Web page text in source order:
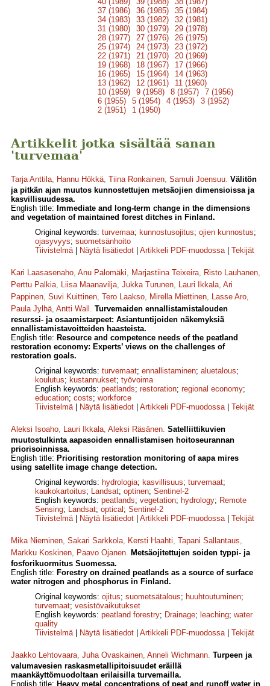
37 (1986)
36 (1985)
35 (1984)
34 (1983)
33 (1982)
32 (1981)
31 (1980)
30 (1979)
29 (1978)
28 (1977)
27 (1976)
26 (1975)
25 (1974)
24 (1973)
23 (1972)
22 (1971)
21 (1970)
20 (1969)
19 (1968)
18 (1967)
17 (1966)
16 (1965)
15 (1964)
14 (1963)
13 (1962)
12 (1961)
11 (1960)
10 (1959)
9 (1958) 8 (1957)
7 (1956)
6 (1955)
5 (1954) 4 (1953)
3 (1952)
2 (1951)
1 (1950)
Artikkelit jotka sisältää sanan
'turvemaa'
Tarja Anttila, Hannu Hökkä, Tiina Ronkainen, Samuli Joensuu. Välitön
ja pitkän ajan muutos kunnostettujen metsäojien dimensioissa ja
kasvillisuudessa.
English title: Immediate and long-term change in the dimensions
and vegetation of maintained forest ditches in Finland.
Original keywords: turvemaa; kunnostusojitus; ojien kunnostus;
ojasyvyys; suometsänhoito
Tiivistelmä| Näytä lisätiedot Artikkeli PDF-muodossa| Tekijät
Kari Laasasenaho, Anu Palomäki, Marjastiina Teixeira, Risto Lauhanen,
Perttu Palkia, Liisa Maanavilja, Jukka Turunen, Lauri Ikkala, Ari
Pappinen, Suvi Kuittinen, Tero Laakso, Mirella Miettinen, Lasse Aro,
Paula Jylhä, Antti Wall . Turvemaiden ennallistamistalouden
resurssi- ja osaamistarpeet: Asiantuntijoiden näkemyksiä
ennallistamistavoitteiden haasteista.
English title: Resource and competence needs of the peatland
restoration economy: Experts’ views on the challenges of
restoration goals.
Original keywords: turvemaat; ennallistaminen; aluetalous;
koulutus; kustannukset; työvoima
English keywords: peatlands; restoration; regional economy;
education; costs; workforce
Tiivistelmä| Näytä lisätiedot Artikkeli PDF-muodossa| Tekijät
Aleksi Isoaho, Lauri Ikkala, Aleksi Räsänen. Satelliittikuvien
muutostulkinta aapasoiden ennallistamisen hoitoseurannan
priorisoinnissa.
English title: Prioritising restoration monitoring of aapa mires
using satellite image change detection.
Original keywords: hydrologia; kasvillisuus; turvemaat;
kaukokartoitus; Landsat; optinen; Sentinel-2
English keywords: peatlands; vegetation; hydrology; Remote
Sensing; Landsat; optical ; Sentinel-2
Tiivistelmä| Näytä lisätiedot Artikkeli PDF-muodossa| Tekijät
Mika Nieminen, Sakari Sarkkola, Kersti Haahti, Tapani Sallantaus,
Markku Koskinen, Paavo Ojanen. Metsäojitettujen soiden typpi- ja
fosforikuormitus Suomessa.
English title: Forestry on drained peatlands as a source of surface
water nitrogen and phosphorus in Finland.
Original keywords: ojitus; suometsätalous; huuhtoutuminen;
turvemaat; vesistövaikutukset
English keywords: peatland forestry; Drainage; leaching; water
quality
Tiivistelmä| Näytä lisätiedot Artikkeli PDF-muodossa| Tekijät
Jaakko Lehtovaara, Juha Ovaskainen, Anneli Wichmann. Turpeen ja
valumavesien raskasmetallipitoisuudet eräillä
maankäyttömuodoltaan erilaisilla turvemailla.
English title: Heavy metal concentrations of peat and runoff water in